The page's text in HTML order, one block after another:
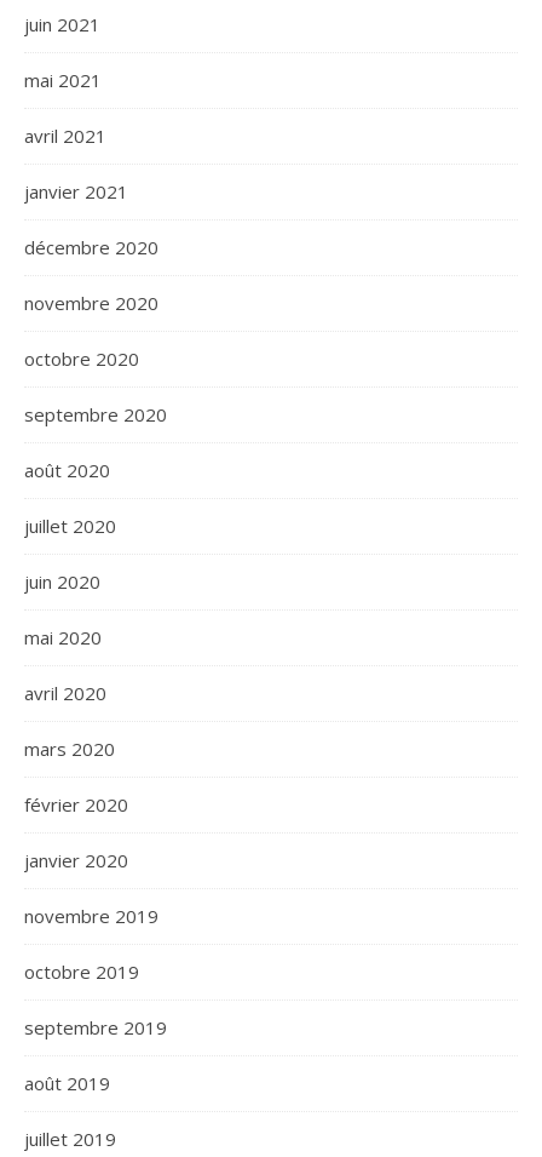
juin 2021
mai 2021
avril 2021
janvier 2021
décembre 2020
novembre 2020
octobre 2020
septembre 2020
août 2020
juillet 2020
juin 2020
mai 2020
avril 2020
mars 2020
février 2020
janvier 2020
novembre 2019
octobre 2019
septembre 2019
août 2019
juillet 2019